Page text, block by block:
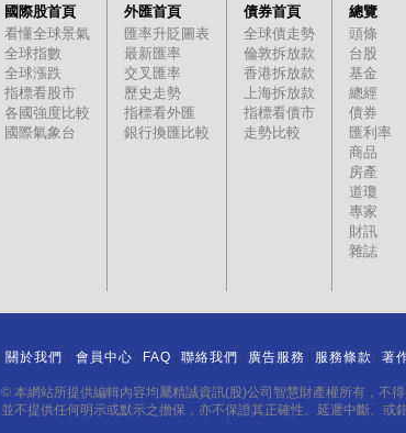
國際股首頁
看懂全球景氣
全球指數
全球漲跌
指標看股市
各國強度比較
國際氣象台
外匯首頁
匯率升貶圖表
最新匯率
交叉匯率
歷史走勢
指標看外匯
銀行換匯比較
債券首頁
全球債走勢
倫敦拆放款
香港拆放款
上海拆放款
指標看債市
走勢比較
總覽
頭條
台股
基金
總經
債券
匯利率
商品
房產
道瓊
專家
財訊
雜誌
關於我們 會員中心 FAQ 聯絡我們 廣告服務 服務條款 著
© 本網站所提供編輯內容均屬精誠資訊(股)公司智慧財產權所有，不
並不提供任何明示或默示之擔保，亦不保證其正確性、延遲中斷、或